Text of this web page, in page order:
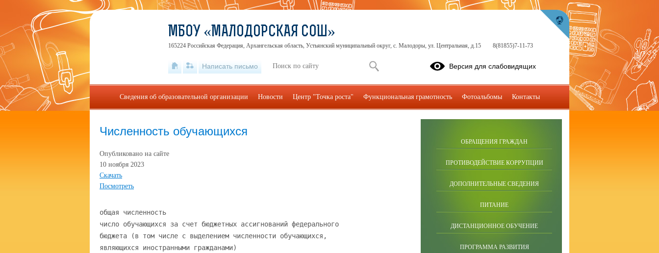
Численность обучающихся
Опубликовано на сайте
10 ноября 2023
Скачать
Посмотреть
общая численность
число обучающихся за счет бюджетных ассигнований федерального
бюджета (в том числе с выделением численности обучающихся,
являющихся иностранными гражданами)
ОБРАЩЕНИЯ ГРАЖДАН
ПРОТИВОДЕЙСТВИЕ КОРРУПЦИИ
ДОПОЛНИТЕЛЬНЫЕ СВЕДЕНИЯ
ПИТАНИЕ
ДИСТАНЦИОННОЕ ОБУЧЕНИЕ
ПРОГРАММА РАЗВИТИЯ
МБОУ «МАЛОДОРСКАЯ СОШ»
165224 Российская Федерация, Архангельская область, Устьянский муниципальный округ, с. Малодоры, ул. Центральная, д.15 8(81855)7-11-73
Написать письмо Версия для слабовидящих
Сведения об образовательной организации Новости Центр "Точка роста" Функциональная грамотность Фотоальбомы Контакты